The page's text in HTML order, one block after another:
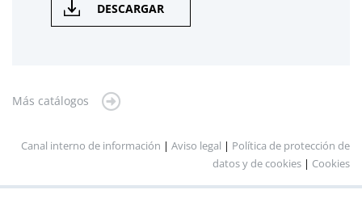
DESCARGAR
Más catálogos
Canal interno de información | Aviso legal | Política de protección de
datos y de cookies | Cookies